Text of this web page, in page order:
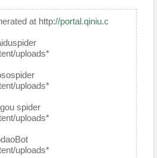
at http://portal.qiniu.c
uploads*
uploads*
spider
uploads*
uploads*